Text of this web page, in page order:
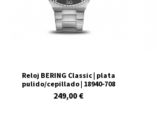
Reloj BERING Classic | plata
pulido/cepillado | 18940-708
249,00 €